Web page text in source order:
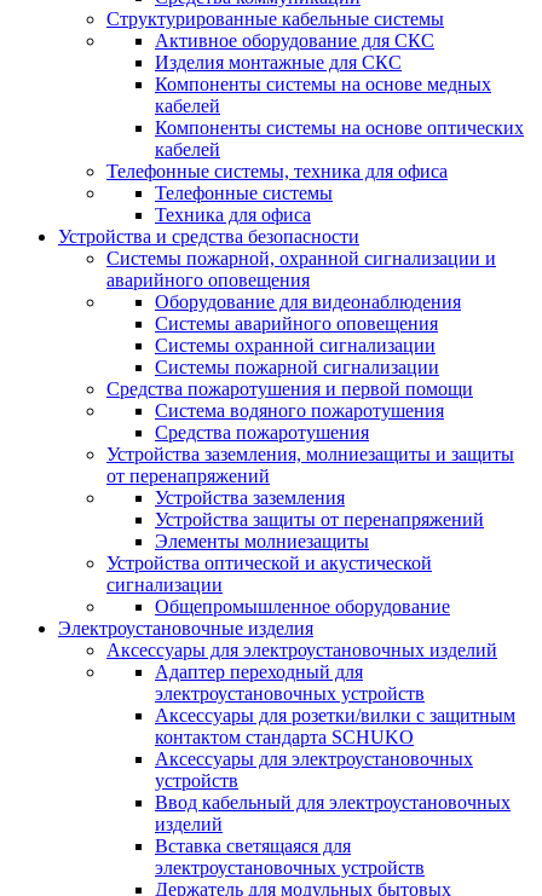
Структурированные кабельные системы
Активное оборудование для СКС
Изделия монтажные для СКС
Компоненты системы на основе медных
кабелей
Компоненты системы на основе оптических
кабелей
Телефонные системы, техника для офиса
Телефонные системы
Техника для офиса
Устройства и средства безопасности
Системы пожарной, охранной сигнализации и
аварийного оповещения
Оборудование для видеонаблюдения
Системы аварийного оповещения
Системы охранной сигнализации
Системы пожарной сигнализации
Средства пожаротушения и первой помощи
Система водяного пожаротушения
Средства пожаротушения
Устройства заземления, молниезащиты и защиты
от перенапряжений
Устройства заземления
Устройства защиты от перенапряжений
Элементы молниезащиты
Устройства оптической и акустической
сигнализации
Общепромышленное оборудование
Электроустановочные изделия
Аксессуары для электроустановочных изделий
Адаптер переходный для
электроустановочных устройств
Аксессуары для розетки/вилки с защитным
контактом стандарта SCHUKO
Аксессуары для электроустановочных
устройств
Ввод кабельный для электроустановочных
изделий
Вставка светящаяся для
электроустановочных устройств
Держатель для модульных бытовых